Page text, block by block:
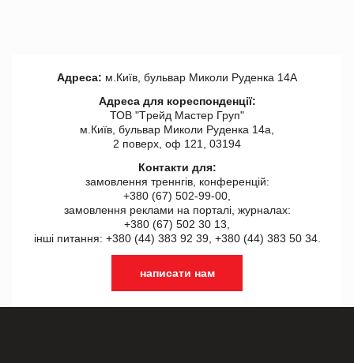
Адреса: м.Київ, бульвар Миколи Руденка 14А
Адреса для кореспонденції:
ТОВ "Tрейд Мастер Груп"
м.Київ, бульвар Миколи Руденка 14а,
2 поверх, оф 121, 03194
Контакти для:
замовлення треннгів, конференцій:
+380 (67) 502-99-00,
замовлення реклами на порталі, журналах:
+380 (67) 502 30 13,
інші питання: +380 (44) 383 92 39, +380 (44) 383 50 34.
написати нам